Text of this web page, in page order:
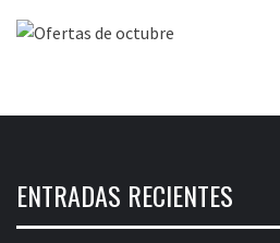
ENTRADAS RECIENTES